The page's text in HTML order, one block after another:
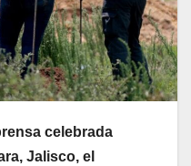
celebrada
Jalisco, el